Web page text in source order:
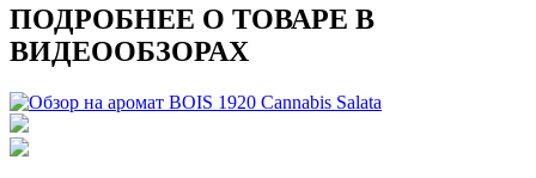
ПОДРОБНЕЕ О ТОВАРЕ В
ВИДЕООБЗОРАХ